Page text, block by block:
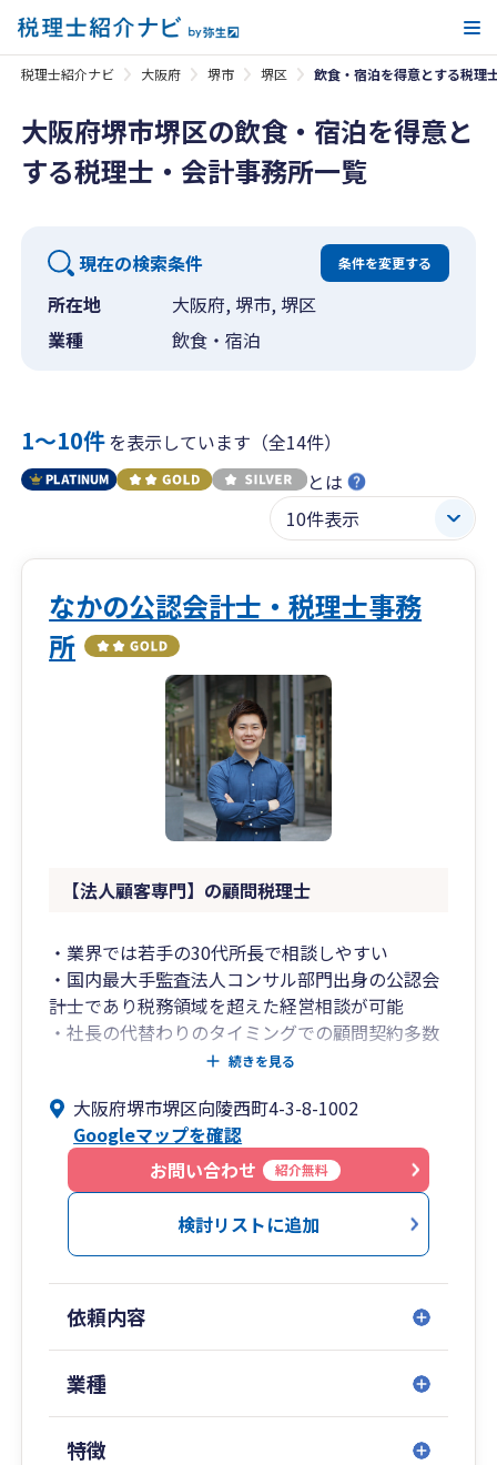
税理士紹介ナビ 大阪府 堺市 堺区 飲食・宿泊を得意とする税理
大阪府堺市堺区の飲食・宿泊を得意と
する税理士・会計事務所一覧
現在の検索条件 条件を変更する
所在地
大阪府, 堺市, 堺区
業種
飲食・宿泊
1〜10件を表示しています（全14件）
とは
なかの公認会計士・税理士事務
所
【法人顧客専門】の顧問税理士
・業界では若手の30代所長で相談しやすい
・国内最大手監査法人コンサル部門出身の公認会
計士であり税務領域を超えた経営相談が可能
・社長の代替わりのタイミングでの顧問契約多数
・法人設立でのはじめての顧問契約多数
続きを見る
大阪府堺市堺区向陵西町4-3-8-1002
Googleマップを確認
お問い合わせ
紹介無料
検討リストに追加
依頼内容
業種
特徴